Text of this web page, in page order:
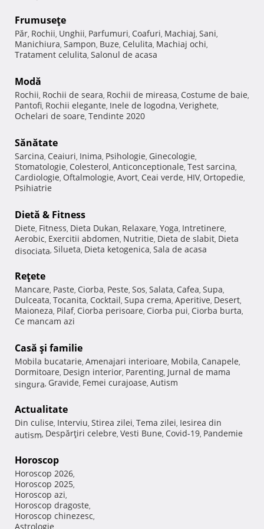
Frumuseţe
Păr, Rochii, Unghii, Parfumuri, Coafuri, Machiaj, Sani,
Manichiura, Sampon, Buze, Celulita, Machiaj ochi,
Tratament celulita, Salonul de acasa
Modă
Rochii, Rochii de seara, Rochii de mireasa, Costume de baie,
Pantofi, Rochii elegante, Inele de logodna, Verighete,
Ochelari de soare, Tendinte 2020
Sănătate
Sarcina, Ceaiuri, Inima, Psihologie, Ginecologie,
Stomatologie, Colesterol, Anticonceptionale, Test sarcina,
Cardiologie, Oftalmologie, Avort, Ceai verde, HIV, Ortopedie,
Psihiatrie
Dietă & Fitness
Diete, Fitness, Dieta Dukan, Relaxare, Yoga, Intretinere,
Aerobic, Exercitii abdomen, Nutritie, Dieta de slabit, Dieta
disociata, Silueta, Dieta ketogenica, Sala de acasa
Reţete
Mancare, Paste, Ciorba, Peste, Sos, Salata, Cafea, Supa,
Dulceata, Tocanita, Cocktail, Supa crema, Aperitive, Desert,
Maioneza, Pilaf, Ciorba perisoare, Ciorba pui, Ciorba burta,
Ce mancam azi
Casă şi familie
Mobila bucatarie, Amenajari interioare, Mobila, Canapele,
Dormitoare, Design interior, Parenting, Jurnal de mama
singura, Gravide, Femei curajoase, Autism
Actualitate
Din culise, Interviu, Stirea zilei, Tema zilei, Iesirea din
autism, Despărţiri celebre, Vesti Bune, Covid-19, Pandemie
Horoscop
Horoscop 2026,
Horoscop 2025,
Horoscop azi,
Horoscop dragoste,
Horoscop chinezesc,
Astrologie